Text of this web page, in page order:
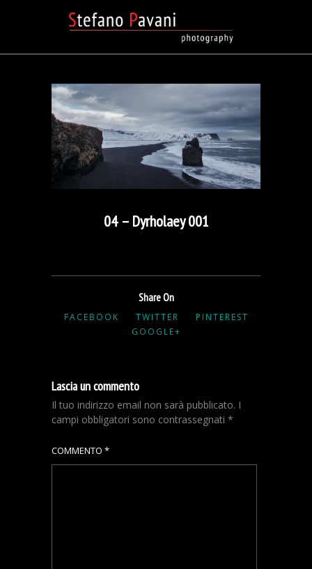
04 – Dyrholaey 001
Share On
FACEBOOK TWITTER
PINTEREST
GOOGLE+
Lascia un commento
Il tuo indirizzo email non sarà pubblicato. I
campi obbligatori sono contrassegnati *
COMMENTO *